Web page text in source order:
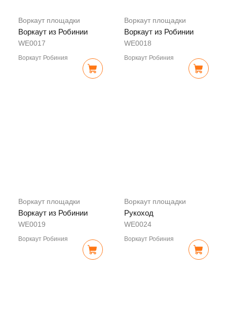
Воркаут площадки
Воркаут из Робинии
WE0017
Воркаут Робиния
Воркаут площадки
Воркаут из Робинии
WE0018
Воркаут Робиния
Воркаут площадки
Воркаут из Робинии
WE0019
Воркаут Робиния
Воркаут площадки
Рукоход
WE0024
Воркаут Робиния